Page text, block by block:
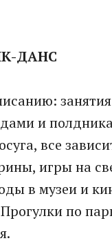
ДАНС
и
все
игры на
в музеи и
по